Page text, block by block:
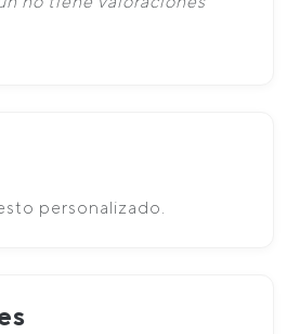
personalizado.